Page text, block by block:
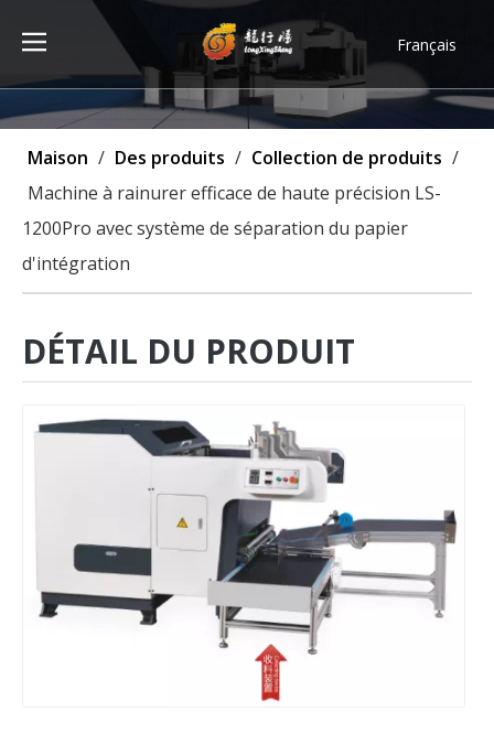
Français
Türk dili
ไทย
Deutsch
Português
Pусский
Maison / Des produits / Collection de produits /
Machine à rainurer efficace de haute précision LS-
1200Pro avec système de séparation du papier
d'intégration
DÉTAIL DU PRODUIT